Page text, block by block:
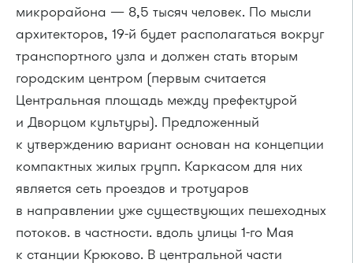
микрорайона — 8,5 тысяч человек. По мысли
архитекторов, 19-й будет располагаться вокруг
транспортного узла и должен стать вторым
городским центром (первым считается
Центральная площадь между префектурой
и Дворцом культуры). Предложенный
к утверждению вариант основан на концепции
компактных жилых групп. Каркасом для них
является сеть проездов и тротуаров
в направлении уже существующих пешеходных
потоков. в частности. вдоль улицы 1-го Мая
к станции Крюково. В центральной части